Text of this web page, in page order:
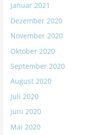
Januar 2021
Dezember 2020
November 2020
Oktober 2020
September 2020
August 2020
Juli 2020
Juni 2020
Mai 2020